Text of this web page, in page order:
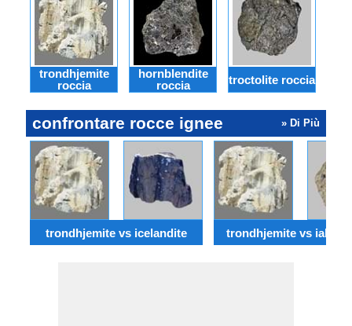
trondhjemite
roccia
hornblendite
roccia
troctolite roccia
confrontare rocce ignee » Di Più
trondhjemite vs icelandite trondhjemite vs